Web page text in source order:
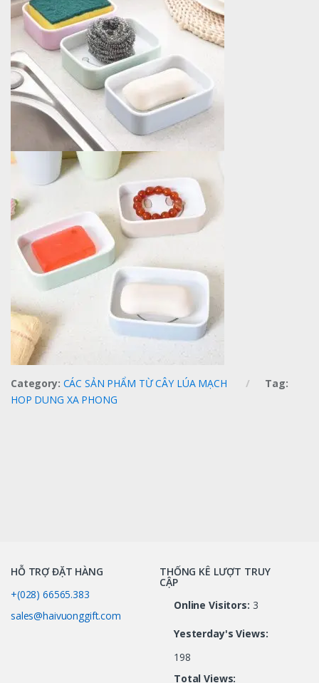
Category: CÁC SẢN PHẨM TỪ CÂY LÚA MẠCH
Tag:
HOP DUNG XA PHONG
HỖ TRỢ ĐẶT HÀNG
+(028) 66565.383
sales@haivuonggift.com
THỐNG KÊ LƯỢT TRUY
CẬP
Online Visitors: 3
Yesterday's Views:
198
Total Views: